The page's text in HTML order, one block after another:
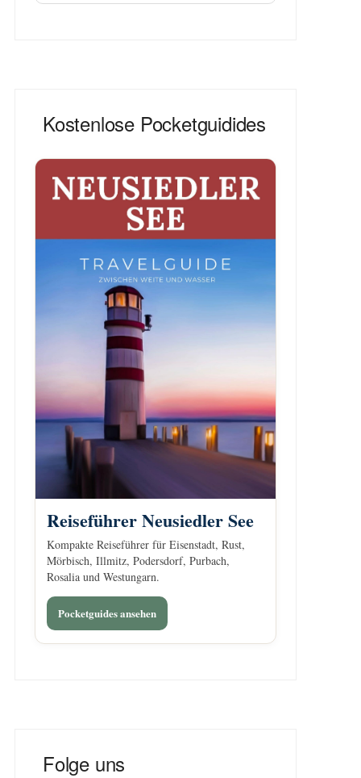
Kostenlose Pocketguidides
Reiseführer Neusiedler See
Kompakte Reiseführer für Eisenstadt, Rust,
Mörbisch, Illmitz, Podersdorf, Purbach,
Rosalia und Westungarn.
Pocketguides ansehen
Folge uns